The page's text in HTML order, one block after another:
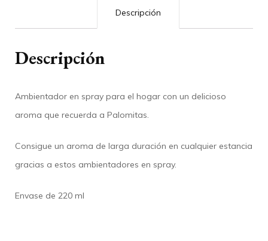
Descripción
Descripción
Ambientador en spray para el hogar con un delicioso
aroma que recuerda a Palomitas.
Consigue un aroma de larga duración en cualquier estancia
gracias a estos ambientadores en spray.
Envase de 220 ml